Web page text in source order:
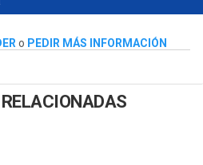
o PEDIR MÁS INFORMACIÓN